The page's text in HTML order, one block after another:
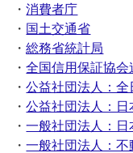
・消費者庁
・ 国土交通省
・総務省統計局
・全国信用保証協会
・公益社団法人：
・公益社団法人：
・一般社団法人：
・一般社団法人：